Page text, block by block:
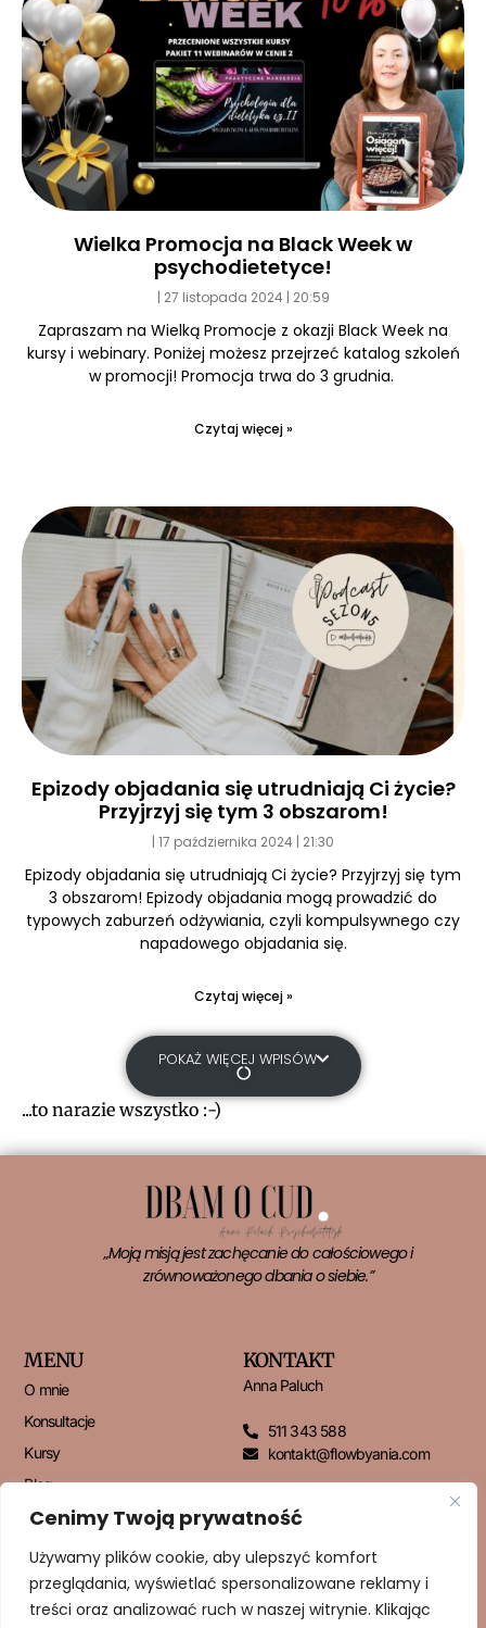
Cenimy Twoją prywatność
Używamy plików cookie, aby ulepszyć komfort
przeglądania, wyświetlać spersonalizowane reklamy i
treści oraz analizować ruch w naszej witrynie. Klikając
Wielka Promocja na Black Week w
psychodietetyce!
27 listopada 2024 20:59
Zapraszam na Wielką Promocje z okazji Black Week na
kursy i webinary. Poniżej możesz przejrzeć katalog szkoleń
w promocji! Promocja trwa do 3 grudnia.
Czytaj więcej »
Epizody objadania się utrudniają Ci życie?
Przyjrzyj się tym 3 obszarom!
17 października 2024 21:30
Epizody objadania się utrudniają Ci życie? Przyjrzyj się tym
3 obszarom! Epizody objadania mogą prowadzić do
typowych zaburzeń odżywiania, czyli kompulsywnego czy
napadowego objadania się.
Czytaj więcej »
POKAŻ WIĘCEJ WPISÓW
...to narazie wszystko :-)
„Moją misją jest zachęcanie do całościowego i
zrównoważonego dbania o siebie.”
MENU
O mnie
Konsultacje
Kursy
Blog
Kontakt
KONTAKT
Anna Paluch
511 343 588
kontakt@flowbyania.com
NEWSLETTER